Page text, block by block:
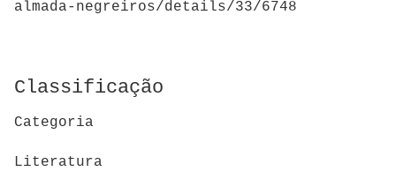
almada-negreiros/details/33/6748
Classificação
Categoria
Literatura